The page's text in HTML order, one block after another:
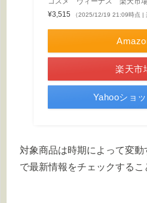
¥3,515
（2025/12/19 21:09時点 |
楽天市
Yahooショ
対象商品は時期によって変動
で最新情報をチェックするこ